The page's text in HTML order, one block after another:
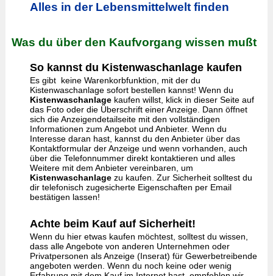
Alles in der Lebensmittelwelt finden
Was du über den Kaufvorgang wissen mußt
So kannst du Kistenwaschanlage kaufen
Es gibt keine Warenkorbfunktion, mit der du
Kistenwaschanlage sofort bestellen kannst! Wenn du
Kistenwaschanlagekaufen willst, klick in dieser Seite auf
das Foto oder die Überschrift einer Anzeige. Dann öffnet
sich die Anzeigendetailseite mit den vollständigen
Informationen zum Angebot und Anbieter. Wenn du
Interesse daran hast, kannst du den Anbieter über das
Kontaktformular der Anzeige und wenn vorhanden, auch
über die Telefonnummer direkt kontaktieren und alles
Weitere mit dem Anbieter vereinbaren, um
Kistenwaschanlagezu kaufen. Zur Sicherheit solltest du
dir telefonisch zugesicherte Eigenschaften per Email
bestätigen lassen!
Achte beim Kauf auf Sicherheit!
Wenn du hier etwas kaufen möchtest, solltest du wissen,
dass alle Angebote von anderen Unternehmen oder
Privatpersonen als Anzeige (Inserat) für Gewerbetreibende
angeboten werden. Wenn du noch keine oder wenig